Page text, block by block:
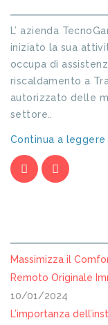
L’ azienda
iniziato la sua
occupa di
riscaldamento a
autorizzato delle
settore..
Continua a leggere
Massimizza il
Remoto Originale
10/01/2024
L’importanza